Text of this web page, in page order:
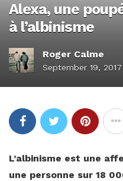
Alexa, une
à l’albinisme
Roger Calme
September 19, 2017
L’albinisme est une
une personne sur 18